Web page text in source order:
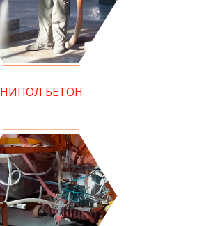
НИПОЛ БЕТОН